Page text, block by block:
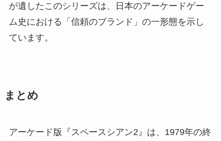
が遺したこのシリーズは、日本のアーケードゲー
ム史における「信頼のブランド」の一形態を示し
ています。
まとめ
アーケード版『スペースシアン2』は、1979年の終